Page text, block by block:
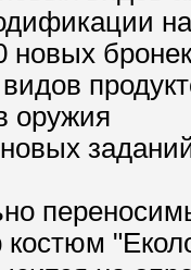
новых
оружия